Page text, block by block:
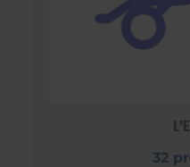
32